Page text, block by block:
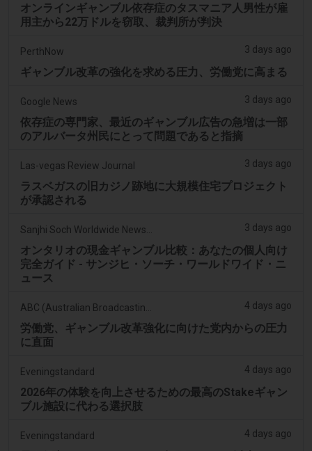
オンラインギャンブル依存症のタスマニア人男性が雇
用主から22万ドルを窃取、裁判所が判決
PerthNow 3 days ago
ギャンブル改革の強化を求める圧力、労働党に高まる
Google News 3 days ago
依存症の専門家、最近のギャンブル広告の急増は一部
のアルバータ州民にとって問題であると指摘
Las-vegas Review Journal 3 days ago
ラスベガスの旧カジノ跡地に大規模住宅プロジェクト
が承認される
3 days ago
オンタリオの現金ギャンブル比較：あなたの個人向け
完全ガイド - サンジヒ・ソーチ・ワールドワイド・ニ
ュース
4 days ago
労働党、ギャンブル改革強化に向けた党内からの圧力
に直面
Eveningstandard 4 days ago
2026年の体験を向上させるための最高のStakeギャン
ブル施設に代わる選択肢
Eveningstandard 4 days ago